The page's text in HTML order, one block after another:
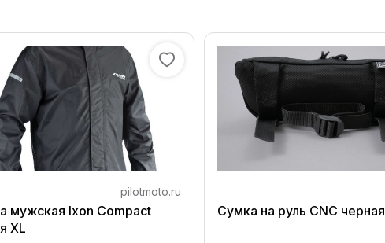
pilotmoto.ru
мужская Ixon Compact
XL
Сумка на руль CNC черная